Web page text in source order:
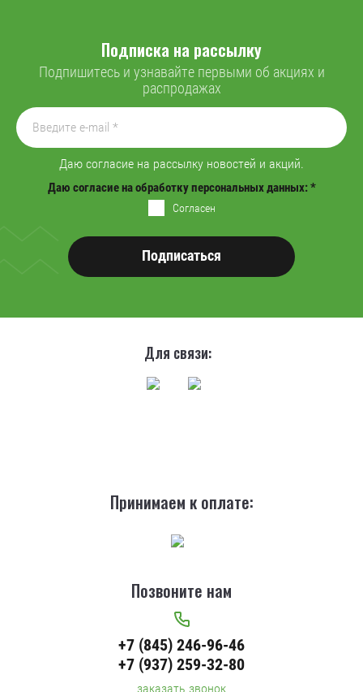
Подписка на рассылку
Подпишитесь и узнавайте первыми об акциях и
распродажах
Даю согласие на рассылку новостей и акций.
Даю согласие на обработку персональных данных:*
Согласен
Подписаться
Для связи:
Принимаем к оплате:
Позвоните нам
+7 (845) 246-96-46
+7 (937) 259-32-80
заказать звонок